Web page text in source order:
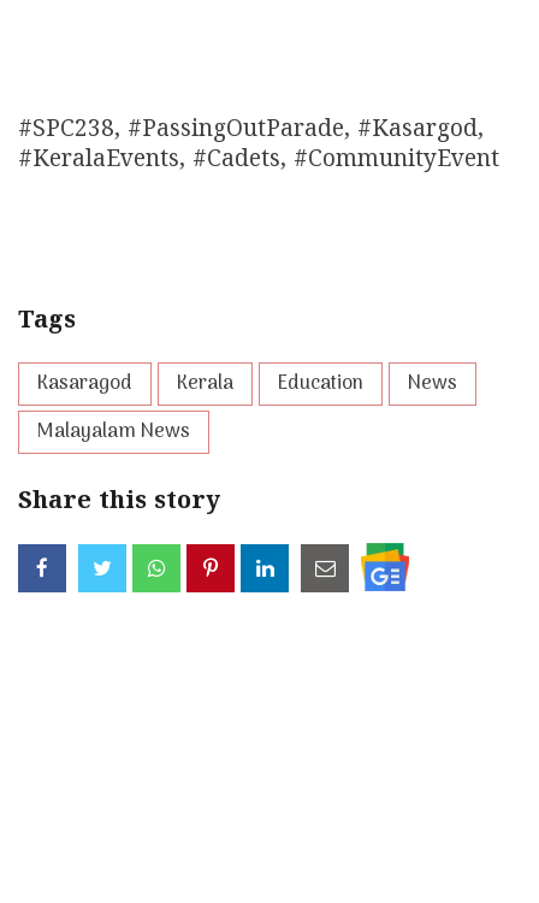
#SPC238, #PassingOutParade, #Kasargod,
#KeralaEvents, #Cadets, #CommunityEvent
Tags
Kasaragod Kerala Education
News
Malayalam News
Share this story